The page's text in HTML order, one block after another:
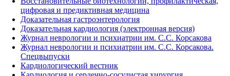
цифровая и предиктивная медицина
Доказательная гастроэнтерология
Доказательная кардиология (электронная версия)
Журнал неврологии и психиатрии им. С.С. Корсакова
Журнал неврологии и психиатрии им. С.С. Корсакова.
Спецвыпуски
Кардиологический вестник